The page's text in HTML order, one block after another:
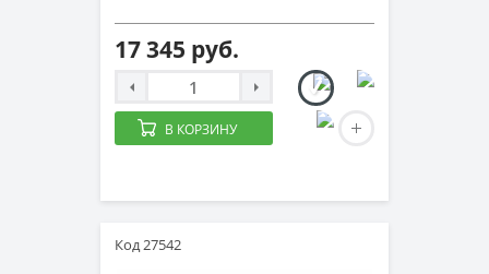
17 345 руб.
В КОРЗИНУ
Код 27542